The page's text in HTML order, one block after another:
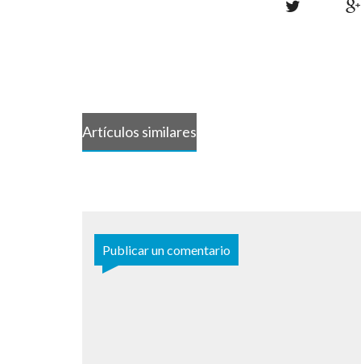
Artículos similares
Publicar un comentario